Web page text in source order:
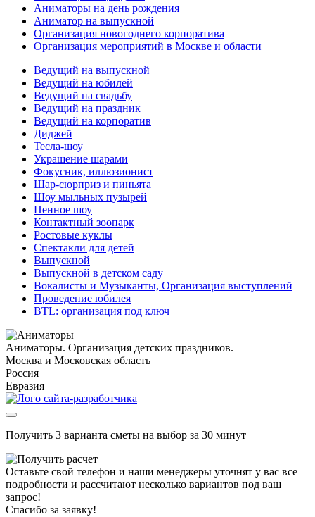
Аниматоры на день рождения
Аниматор на выпускной
Организация новогоднего корпоратива
Организация мероприятий в Москве и области
Ведущий на выпускной
Ведущий на юбилей
Ведущий на свадьбу
Ведущий на праздник
Ведущий на корпоратив
Диджей
Тесла-шоу
Украшение шарами
Фокусник, иллюзионист
Шар-сюрприз и пиньята
Шоу мыльных пузырей
Пенное шоу
Контактный зоопарк
Ростовые куклы
Спектакли для детей
Выпускной
Выпускной в детском саду
Вокалисты и Музыканты, Организация выступлений
Проведение юбилея
BTL: организация под ключ
Аниматоры. Организация детских праздников.
Москва и Московская область
Россия
Евразия
Получить 3 варианта сметы на выбор за 30 минут
Оставьте свой телефон и наши менеджеры уточнят у вас все
подробности и рассчитают несколько вариантов под ваш
запрос!
Спасибо за заявку!